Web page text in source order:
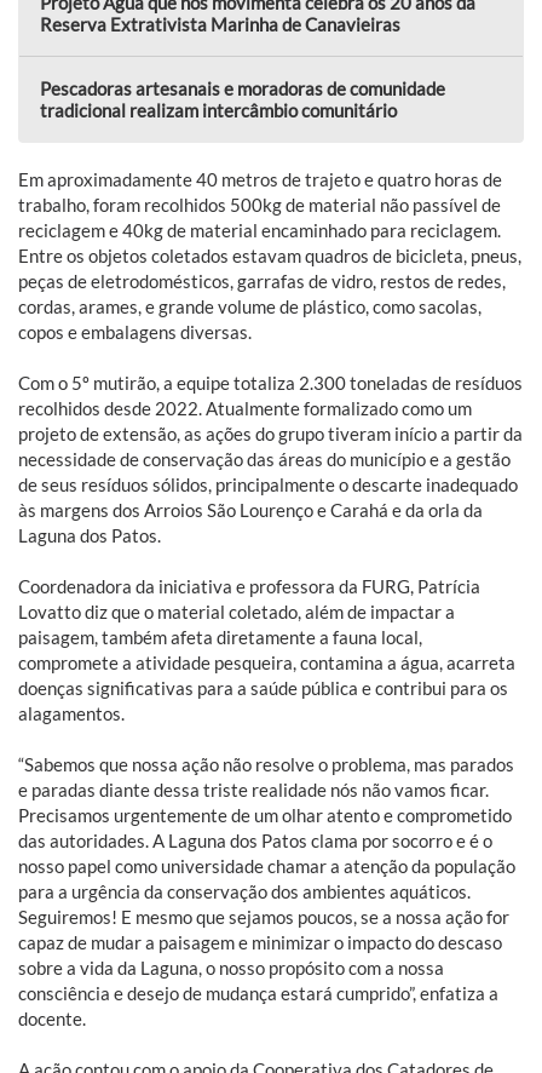
Reserva Extrativista Marinha de Canavieiras
Pescadoras artesanais e moradoras de comunidade
tradicional realizam intercâmbio comunitário
Em aproximadamente 40 metros de trajeto e quatro horas de
trabalho, foram recolhidos 500kg de material não passível de
reciclagem e 40kg de material encaminhado para reciclagem.
Entre os objetos coletados estavam quadros de bicicleta, pneus,
peças de eletrodomésticos, garrafas de vidro, restos de redes,
cordas, arames, e grande volume de plástico, como sacolas,
copos e embalagens diversas.
Com o 5º mutirão, a equipe totaliza 2.300 toneladas de resíduos
recolhidos desde 2022. Atualmente formalizado como um
projeto de extensão, as ações do grupo tiveram início a partir da
necessidade de conservação das áreas do município e a gestão
de seus resíduos sólidos, principalmente o descarte inadequado
às margens dos Arroios São Lourenço e Carahá e da orla da
Laguna dos Patos.
Coordenadora da iniciativa e professora da FURG, Patrícia
Lovatto diz que o material coletado, além de impactar a
paisagem, também afeta diretamente a fauna local,
compromete a atividade pesqueira, contamina a água, acarreta
doenças significativas para a saúde pública e contribui para os
alagamentos.
“Sabemos que nossa ação não resolve o problema, mas parados
e paradas diante dessa triste realidade nós não vamos ficar.
Precisamos urgentemente de um olhar atento e comprometido
das autoridades. A Laguna dos Patos clama por socorro e é o
nosso papel como universidade chamar a atenção da população
para a urgência da conservação dos ambientes aquáticos.
Seguiremos! E mesmo que sejamos poucos, se a nossa ação for
capaz de mudar a paisagem e minimizar o impacto do descaso
sobre a vida da Laguna, o nosso propósito com a nossa
consciência e desejo de mudança estará cumprido”, enfatiza a
docente.